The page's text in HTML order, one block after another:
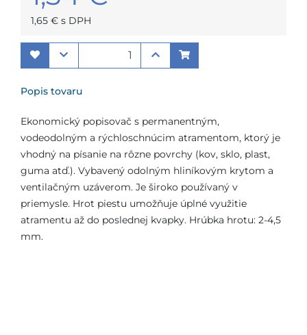
1,65 € s DPH
Popis tovaru
Ekonomický popisovač s permanentným,
vodeodolným a rýchloschnúcim atramentom, ktorý je
vhodný na písanie na rôzne povrchy (kov, sklo, plast,
guma atď.). Vybavený odolným hliníkovým krytom a
ventilačným uzáverom. Je široko používaný v
priemysle. Hrot piestu umožňuje úplné využitie
atramentu až do poslednej kvapky. Hrúbka hrotu: 2-4,5
mm.